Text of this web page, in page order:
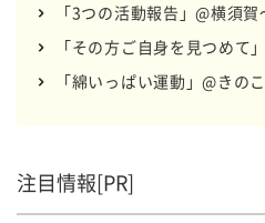
「3つの活動報告」@横須
「その方ご自身を見つめて
「綿いっぱい運動」@きの
注目情報[PR]